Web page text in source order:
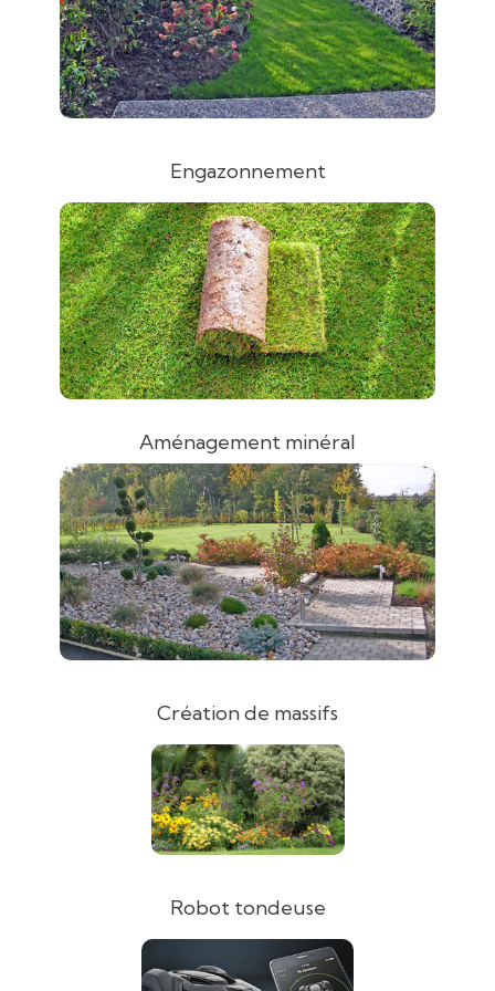
Engazonnement
Aménagement minéral
Création de massifs
Robot tondeuse